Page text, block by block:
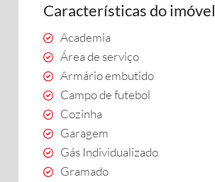
Características do imóvel
Academia
Área de serviço
Armário embutido
Campo de futebol
Cozinha
Garagem
Gás Individualizado
Gramado